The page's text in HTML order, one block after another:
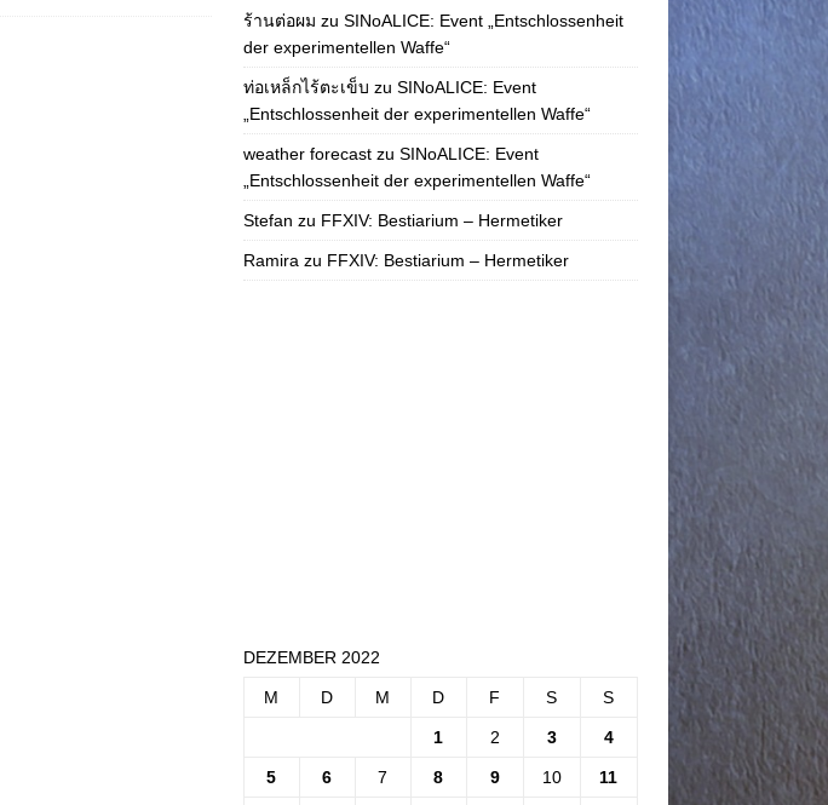
ร้านต่อผม zu SINoALICE: Event „Entschlossenheit
der experimentellen Waffe“
ท่อเหล็กไร้ตะเข็บ zu SINoALICE: Event
„Entschlossenheit der experimentellen Waffe“
weather forecastzu SINoALICE: Event
„Entschlossenheit der experimentellen Waffe“
Stefan zu FFXIV: Bestiarium – Hermetiker
Ramira zu FFXIV: Bestiarium – Hermetiker
DEZEMBER 2022
M D M D F S S
1 2 3 4
5 6 7 8 9 10 11